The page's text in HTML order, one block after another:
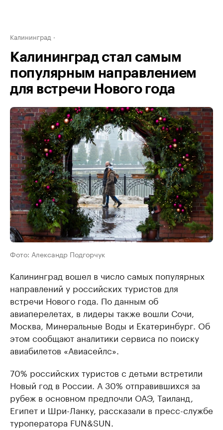
Калининград
Калининград стал самым
популярным направлением
для встречи Нового года
Фото: Александр Подгорчук
Калининград вошел в число самых популярных
направлений у российских туристов для
встречи Нового года. По данным об
авиаперелетах, в лидеры также вошли Сочи,
Москва, Минеральные Воды и Екатеринбург. Об
этом сообщают аналитики сервиса по поиску
авиабилетов «Авиасейлс».
70% российских туристов с детьми встретили
Новый год в России. А 30% отправившихся за
рубеж в основном предпочли ОАЭ, Таиланд,
Египет и Шри-Ланку, рассказали в пресс-службе
туроператора FUN&SUN.